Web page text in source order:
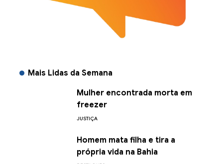
Mais Lidas da Semana
Mulher encontrada morta em
freezer
JUSTIÇA
Homem mata filha e tira a
própria vida na Bahia